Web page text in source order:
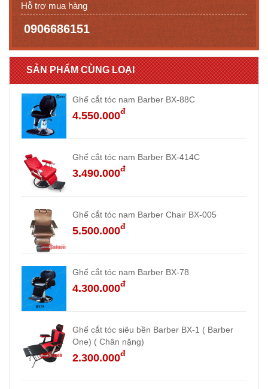
Hỗ trợ mua hàng
0906686151
SẢN PHẨM CÙNG LOẠI
Ghế cắt tóc nam Barber BX-88C
4.550.000đ
Ghế cắt tóc nam Barber BX-414C
3.490.000đ
Ghế cắt tóc nam Barber Chair BX-005
5.500.000đ
Ghế cắt tóc nam Barber BX-78
4.300.000đ
Ghế cắt tóc siêu bền Barber BX-1 ( Barber
One) ( Chân nặng)
2.300.000đ